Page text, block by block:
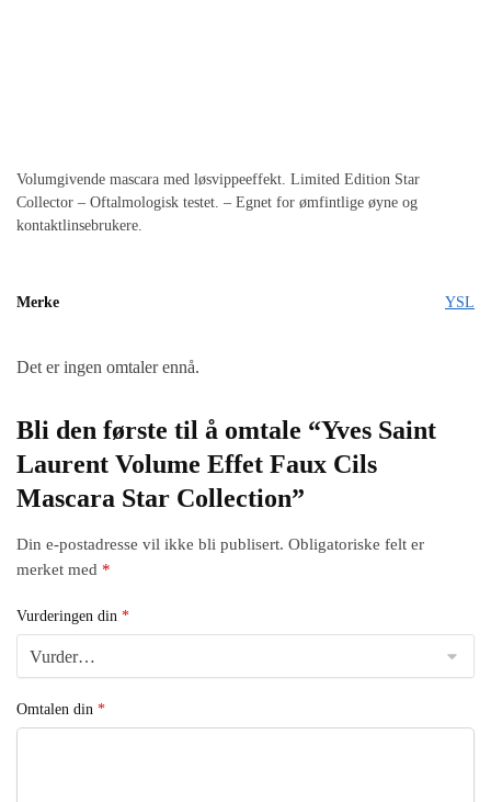
Volumgivende mascara med løsvippeeffekt. Limited Edition Star
Collector – Oftalmologisk testet. – Egnet for ømfintlige øyne og
kontaktlinsebrukere.
Merke YSL
Det er ingen omtaler ennå.
Bli den første til å omtale “Yves Saint
Laurent Volume Effet Faux Cils
Mascara Star Collection”
Din e-postadresse vil ikke bli publisert. Obligatoriske felt er
merket med *
Vurderingen din *
Omtalen din *